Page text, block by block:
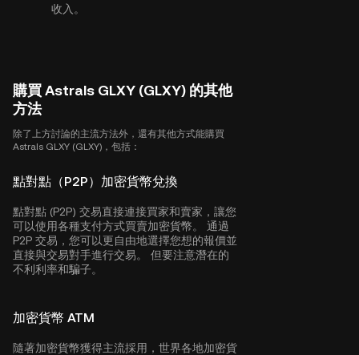
收入。
購買 Astrals GLXY (GLXY) 的其他
方法
除了上方討論的主流方法外，還有其他方式能購買
Astrals GLXY (GLXY)，包括：
點對點（P2P）加密貨幣兌換
點對點 (P2P) 交易直接連接買家和賣家，讓您
可以使用各種支付方式買賣加密貨幣。 通過
P2P 交易，您可以更自由地選擇您想的報價並
直接與交易對手進行交易。 但要注意潛在的
不利利率和騙子。
加密貨幣 ATM
隨著加密貨幣獲得主流採用，世界各地加密貨